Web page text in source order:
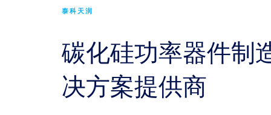
泰科天润
碳化硅功率器件制
决方案提供商